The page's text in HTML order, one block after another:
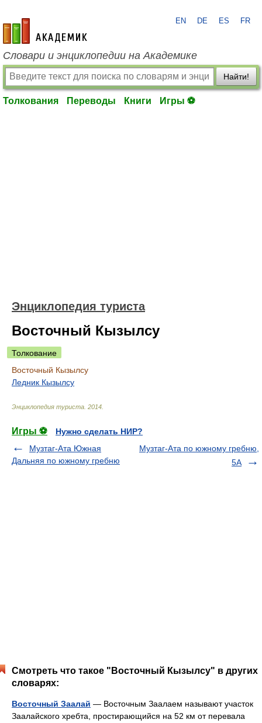
academic.ru
EN DE ES FR
Словари и энциклопедии на Академике
Найти!
Толкования Переводы Книги Игры ⚽
Энциклопедия туриста
Восточный Кызылсу
Толкование
Восточный Кызылсу
Ледник Кызылсу
Энциклопедия туриста 2014
Игры ⚽
Нужно сделать НИР?
Музтаг-Ата Южная
Дальняя по южному гребню
Музтаг-Ата по южному гребню,
5А
Смотреть что такое "Восточный Кызылсу" в других
словарях:
Восточный Заалай — Восточным Заалаем называют участок
Заалайского хребта, простирающийся на 52 км от перевала